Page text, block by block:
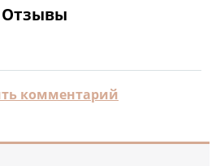
Отзывы
комментарий